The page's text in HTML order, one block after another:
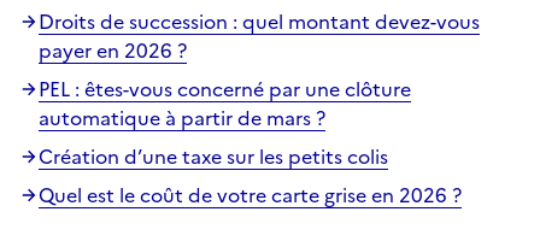
Droits de succession : quel montant devez-vous
payer en 2026 ?
PEL : êtes-vous concerné par une clôture
automatique à partir de mars ?
Création d’une taxe sur les petits colis
Quel est le coût de votre carte grise en 2026 ?